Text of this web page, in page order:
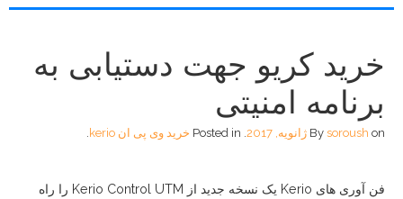
خرید کریو جهت دستیابی به
برنامه امنیتی
By soroush on ژانویه, 2017 .
Posted in خرید وی پی ان kerio .
فن آوری های Kerio یک نسخه جدید از Kerio Control UTM را راه